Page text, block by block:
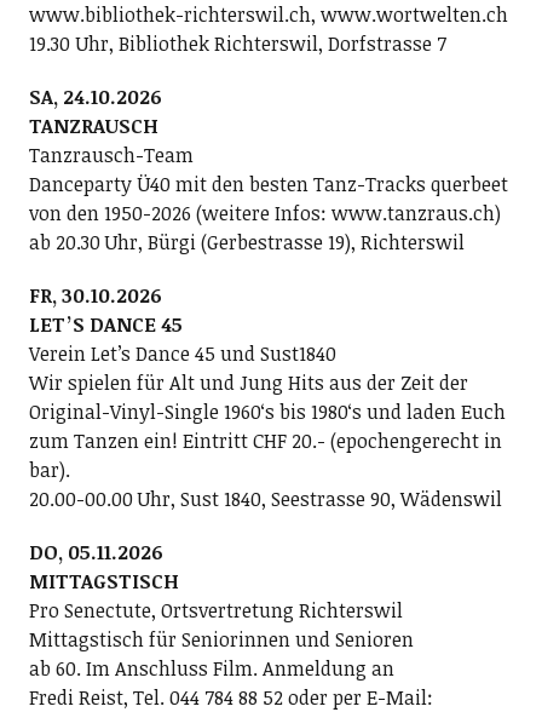
www.bibliothek-richterswil.ch, www.wortwelten.ch
19.30 Uhr, Bibliothek Richterswil, Dorfstrasse 7
SA, 24.10.2026
TANZRAUSCH
Tanzrausch-Team
Danceparty Ü40 mit den besten Tanz-Tracks querbeet
von den 1950-2026 (weitere Infos: www.tanzraus.ch)
ab 20.30 Uhr, Bürgi (Gerbestrasse 19), Richterswil
FR, 30.10.2026
LETʼS DANCE 45
Verein Letʼs Dance 45 und Sust1840
Wir spielen für Alt und Jung Hits aus der Zeit der
Original-Vinyl-Single 1960ʻs bis 1980ʻs und laden Euch
zum Tanzen ein! Eintritt CHF 20.- (epochengerecht in
bar).
20.00-00.00 Uhr, Sust 1840, Seestrasse 90, Wädenswil
DO, 05.11.2026
MITTAGSTISCH
Pro Senectute, Ortsvertretung Richterswil
Mittagstisch für Seniorinnen und Senioren
ab 60. Im Anschluss Film. Anmeldung an
Fredi Reist, Tel. 044 784 88 52 oder per E-Mail: